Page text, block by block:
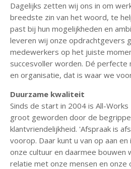
Dagelijks zetten wij ons in om
breedste zin van het woord, te
past bij hun mogelijkheden en
leveren wij onze opdrachtgevers
medewerkers op het juiste
succesvoller worden. Dé perfecte
en organisatie, dat is waar we
Duurzame kwaliteit
Sinds de start in 2004 is All-
groot geworden door de
klantvriendelijkheid. 'Afspraak is
voorop. Daar kunt u van op aan
onze cultuur en daarmee bouwen
relatie met onze mensen en onze